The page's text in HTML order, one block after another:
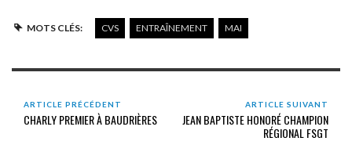
MOTS CLÉS: CVS ENTRAÎNEMENT MAI
ARTICLE PRÉCÉDENT
CHARLY PREMIER À BAUDRIÈRES
ARTICLE SUIVANT
JEAN BAPTISTE HONORÉ CHAMPION
RÉGIONAL FSGT